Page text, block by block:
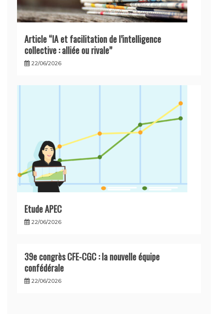
Article “IA et facilitation de l’intelligence
collective : alliée ou rivale”
22/06/2026
Etude APEC
22/06/2026
39e congrès CFE-CGC : la nouvelle équipe
confédérale
22/06/2026